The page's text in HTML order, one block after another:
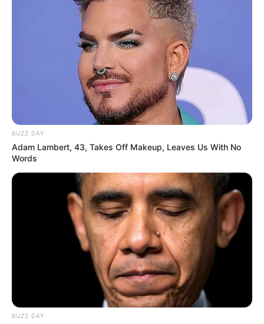
BUZZ DAY
Adam Lambert, 43, Takes Off Makeup, Leaves Us With No
Words
BUZZ DAY